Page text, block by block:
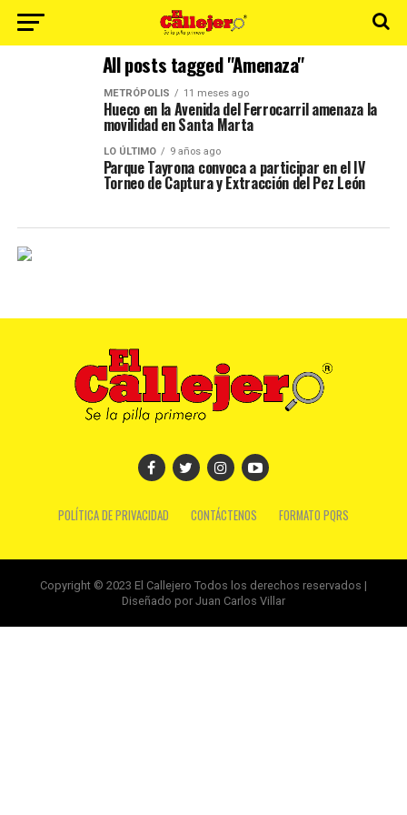
All posts tagged "Amenaza"
METRÓPOLIS 11 meses ago
Hueco en la Avenida del Ferrocarril amenaza la
movilidad en Santa Marta
LO ÚLTIMO 9 años ago
Parque Tayrona convoca a participar en el IV
Torneo de Captura y Extracción del Pez León
POLÍTICA DE PRIVACIDAD CONTÁCTENOS FORMATO PQRS
Copyright © 2023 El Callejero Todos los derechos reservados |
Diseñado por Juan Carlos Villar